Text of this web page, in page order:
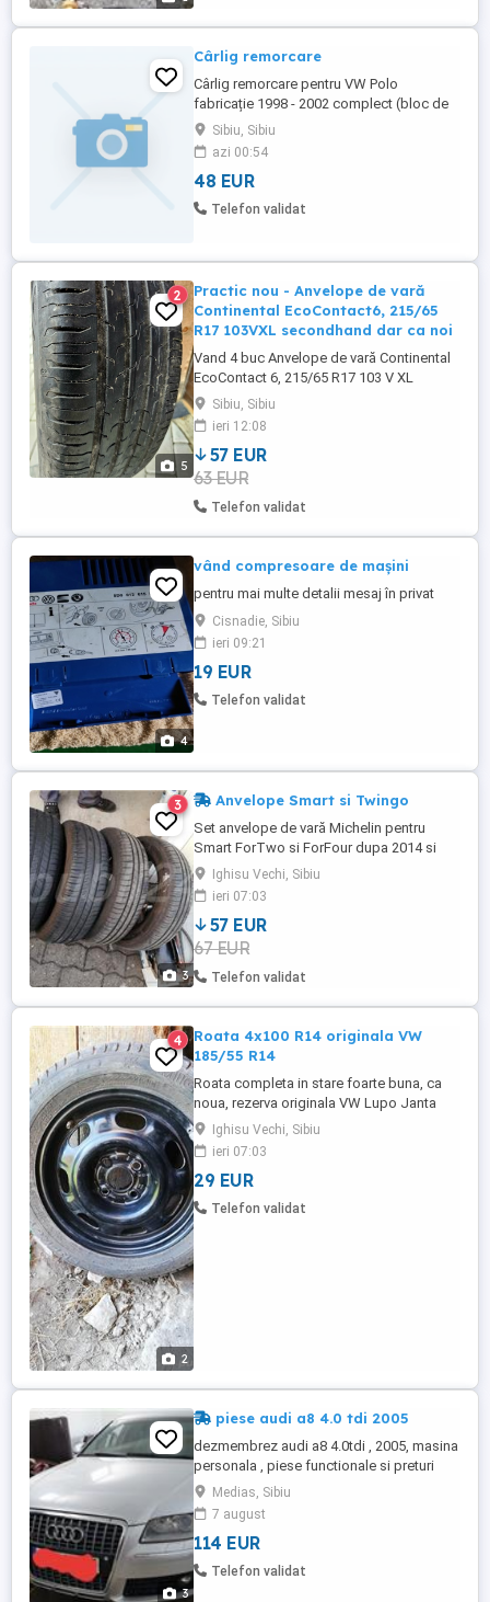
Cârlig remorcare
Cârlig remorcare pentru VW Polo
fabricație 1998 - 2002 complect (bloc de
lumini original)
Sibiu, Sibiu
azi 00:54
48 EUR
Telefon validat
5
2
Practic nou - Anvelope de vară
Continental EcoContact6, 215/65
R17 103VXL secondhand dar ca noi
Vand 4 buc Anvelope de vară Continental
EcoContact 6, 215/65 R17 103 V XL
second-hand, dar ca noi. Productie 2025,
DOT 0125 Doar 1700 km parcurși. Preț 300
lei bucata = 1200 lei total negociabil Doar
ridicare
Sibiu, Sibiu
ieri 12:08
57 EUR
63 EUR
Telefon validat
4
vând compresoare de mașini
pentru mai multe detalii mesaj în privat
Cisnadie, Sibiu
ieri 09:21
19 EUR
Telefon validat
3
3 Anvelope Smart si Twingo
Set anvelope de vară Michelin pentru
Smart ForTwo si ForFour dupa 2014 si
Renault Twingo dupa 2014 2x 165 /65 R15
2x 185 /60 R15 Stare foarte bună, ca noi,
import Germania, DOT 2016. Preț pentru
set (toate 4) Nu se vând separat. Pentru
comparatie, pretul unei anvelope identice
noi este de aprox 350 ...
Ighisu Vechi, Sibiu
ieri 07:03
57 EUR
67 EUR
Telefon validat
2
4
Roata 4x100 R14 originala VW
185/55 R14
Roata completa in stare foarte buna, ca
noua, rezerva originala VW Lupo Janta
4x100 R14 Anvelopa 185/55 R14 Michelin
Energy Pret pentru ambele
Ighisu Vechi, Sibiu
ieri 07:03
29 EUR
Telefon validat
3
piese audi a8 4.0 tdi 2005
dezmembrez audi a8 4.0tdi , 2005, masina
personala , piese functionale si preturi
corecte
Medias, Sibiu
7 august
114 EUR
Telefon validat